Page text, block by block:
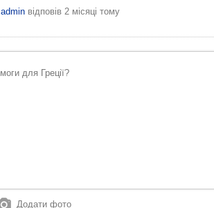
adminвідповів 2 місяці тому
Додати фото